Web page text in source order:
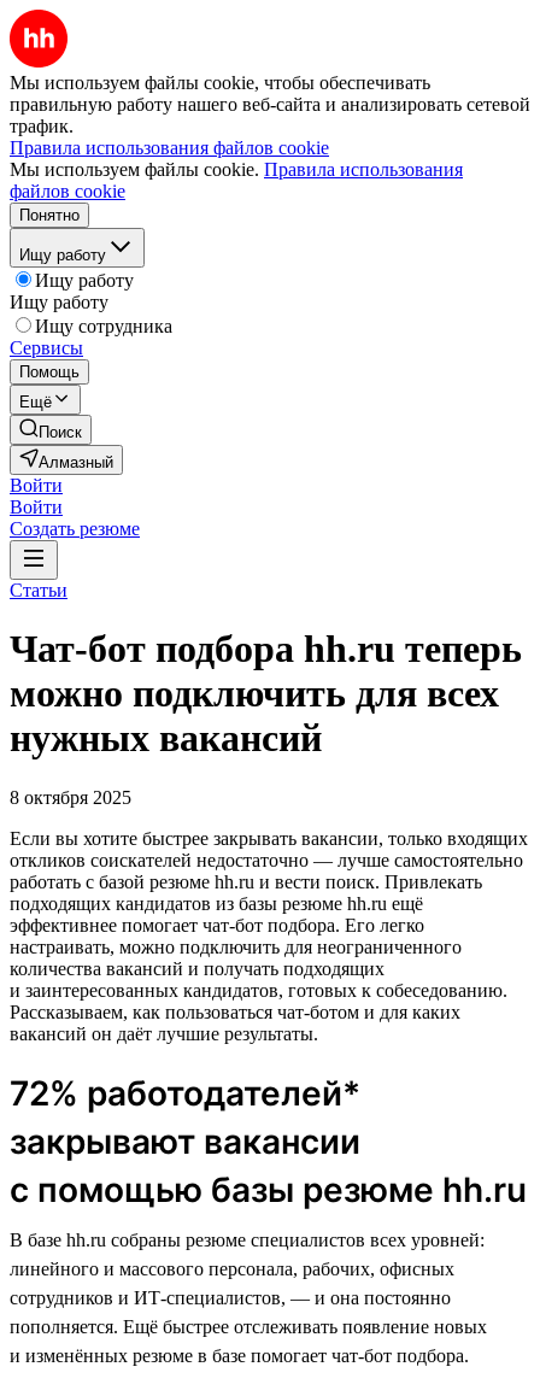
Мы используем файлы cookie, чтобы обеспечивать
правильную работу нашего веб-сайта и анализировать сетевой
трафик.
Правила использования файлов cookie
Мы используем файлы cookie. Правила использования
файлов cookie
Понятно
Ищу работу
Ищу работу
Ищу работу
Ищу сотрудника
Сервисы
Помощь
Ещё
Поиск
Алмазный
Войти
Войти
Создать резюме
Статьи
Чат-бот подбора hh.ru теперь
можно подключить для всех
нужных вакансий
8 октября 2025
Если вы хотите быстрее закрывать вакансии, только входящих
откликов соискателей недостаточно — лучше самостоятельно
работать с базой резюме hh.ru и вести поиск. Привлекать
подходящих кандидатов из базы резюме hh.ru ещё
эффективнее помогает чат-бот подбора. Его легко
настраивать, можно подключить для неограниченного
количества вакансий и получать подходящих
и заинтересованных кандидатов, готовых к собеседованию.
Рассказываем, как пользоваться чат-ботом и для каких
вакансий он даёт лучшие результаты.
72% работодателей*
закрывают вакансии
с помощью базы резюме hh.ru
В базе hh.ru собраны резюме специалистов всех уровней:
линейного и массового персонала, рабочих, офисных
сотрудников и ИТ-специалистов, — и она постоянно
пополняется. Ещё быстрее отслеживать появление новых
и изменённых резюме в базе помогает чат-бот подбора.